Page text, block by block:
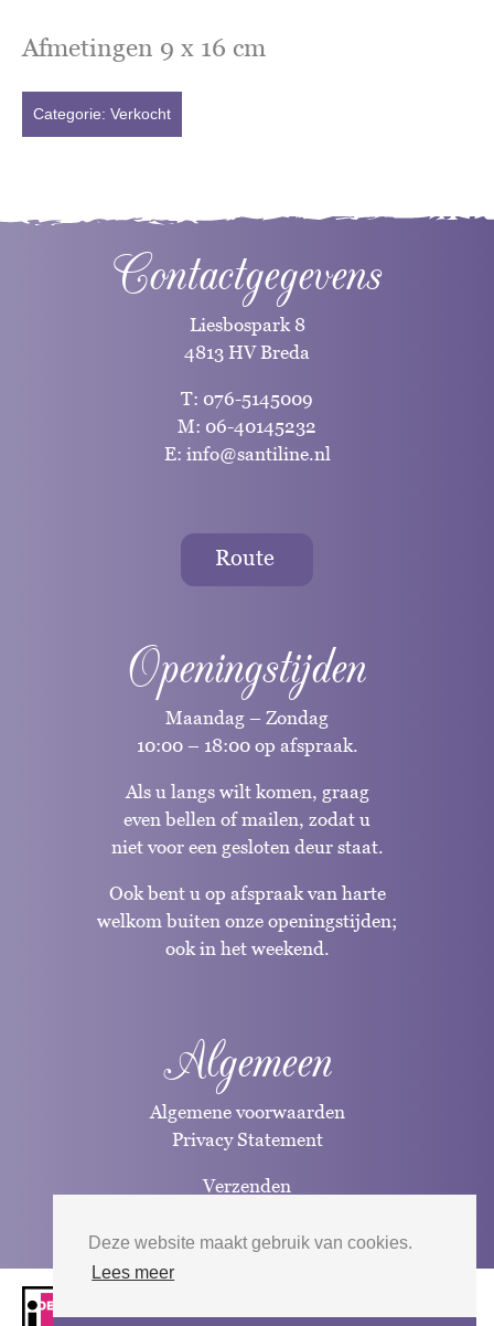
Deze website maakt gebruik van cookies.
Lees meer
Afmetingen 9 x 16 cm
Categorie: Verkocht
Contactgegevens
Liesbospark 8
4813 HV Breda
T: 076-5145009
M: 06-40145232
E: info@santiline.nl
Route
Openingstijden
Maandag – Zondag
10:00 – 18:00 op afspraak.
Als u langs wilt komen, graag
even bellen of mailen, zodat u
niet voor een gesloten deur staat.
Ook bent u op afspraak van harte
welkom buiten onze openingstijden;
ook in het weekend.
Algemeen
Algemene voorwaarden
Privacy Statement
Verzenden